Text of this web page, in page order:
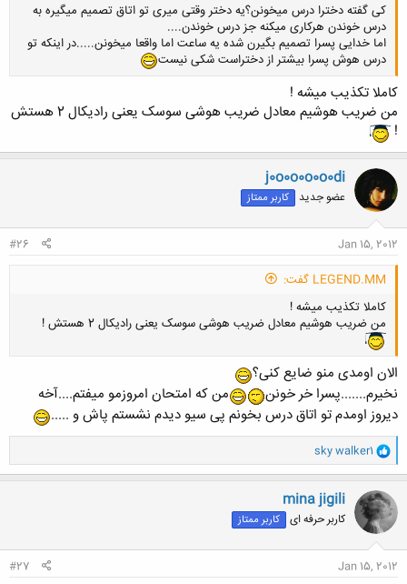
کی گفته دخترا درس میخونن؟یه دختر وقتی میری تو اتاق تصمیم میگیره به
درس خوندن هرکاری میکنه جز درس خوندن....
اما خدایی پسرا تصمیم بگیرن شده یه ساعت اما واقعا میخونن.....در اینکه تو
درس هوش پسرا بیشتر از دختراست شکی نیست
کاملا تکذیب میشه !
من ضریب هوشیم معادل ضریب هوشی سوسک یعنی رادیکال 2 هستش
!
j0o0o0o0o0di
عضو جدید کاربر ممتاز
Jan 15, 2012
#26
LEGEND.MM گفت:
کاملا تکذیب میشه !
من ضریب هوشیم معادل ضریب هوشی سوسک یعنی رادیکال 2 هستش !
الان اومدی منو ضایع کنی؟
نخیرم.......پسرا خر خونن
من که امتحان امروزمو میفتم....آخه
دیروز اومدم تو اتاق درس بخونم پی سیو دیدم نشستم پاش و .....
و
ا
ک
ن
ش
ه
ا
sky walker1
mina jigili
کاربر حرفه ای کاربر ممتاز
Jan 15, 2012
#27